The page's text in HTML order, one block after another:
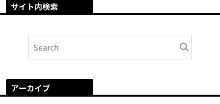
サイト内検索
アーカイブ